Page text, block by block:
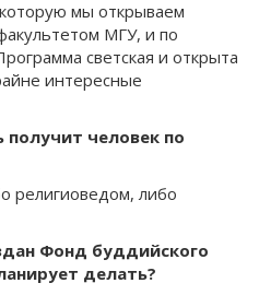
мы открываем
МГУ, и по
светская и открыта
интересные
получит человек по
религиоведом, либо
Фонд буддийского
делать?